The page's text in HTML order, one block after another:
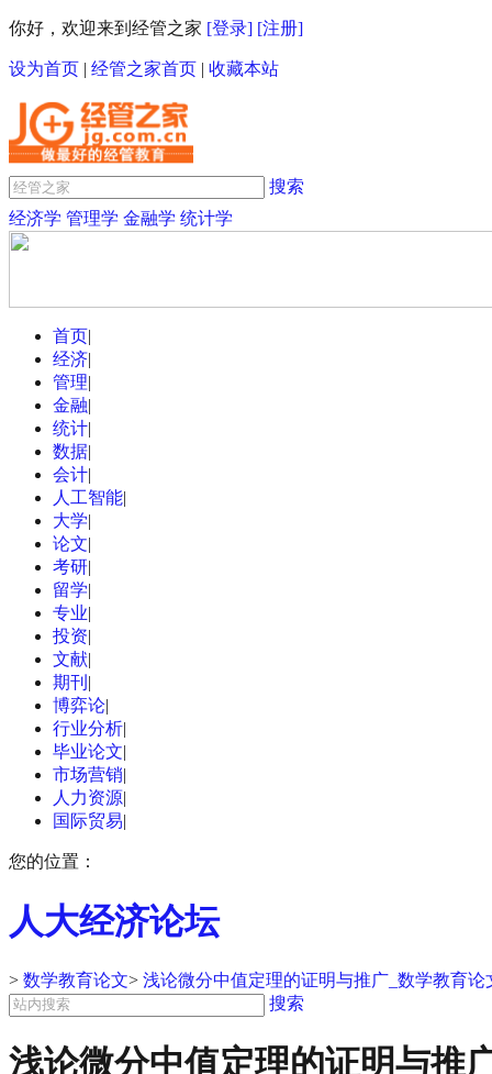
你好，欢迎来到经管之家 [登录] [注册]
设为首页 | 经管之家首页 | 收藏本站
搜索
经济学 管理学 金融学 统计学
首页|
经济|
管理|
金融|
统计|
数据|
会计|
人工智能|
大学|
论文|
考研|
留学|
专业|
投资|
文献|
期刊 |
博弈论|
行业分析|
毕业论文|
市场营销|
人力资源|
国际贸易|
您的位置：
人大经济论坛
> 数学教育论文> 浅论微分中值定理的证明与推广_数学教育论
搜索
浅论微分中值定理的证明与推